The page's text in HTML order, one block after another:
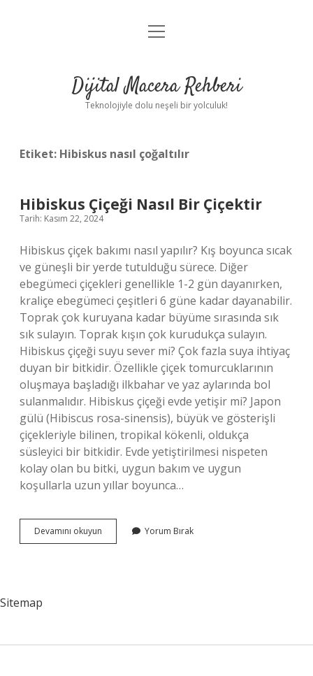
Anasayfa
Yasal Uyarı
menüyü
Dijital Macera Rehberi
Teknolojiyle dolu neşeli bir yolculuk!
Etiket: Hibiskus nasıl çoğaltılır
Hibiskus Çiçeği Nasıl Bir Çiçektir
Tarih: Kasım 22, 2024
Hibiskus çiçek bakımı nasıl yapılır? Kış boyunca sıcak
ve güneşli bir yerde tutulduğu sürece. Diğer
ebegümeci çiçekleri genellikle 1-2 gün dayanırken,
kraliçe ebegümeci çeşitleri 6 güne kadar dayanabilir.
Toprak çok kuruyana kadar büyüme sırasında sık
sık sulayın. Toprak kışın çok kurudukça sulayın.
Hibiskus çiçeği suyu sever mi? Çok fazla suya ihtiyaç
duyan bir bitkidir. Özellikle çiçek tomurcuklarının
oluşmaya başladığı ilkbahar ve yaz aylarında bol
sulanmalıdır. Hibiskus çiçeği evde yetişir mi? Japon
gülü (Hibiscus rosa-sinensis), büyük ve gösterişli
çiçekleriyle bilinen, tropikal kökenli, oldukça
süsleyici bir bitkidir. Evde yetiştirilmesi nispeten
kolay olan bu bitki, uygun bakım ve uygun
koşullarla uzun yıllar boyunca…
Devamını okuyun Hibiskus
Çiçeği
Yorum Bırak
Sitemap